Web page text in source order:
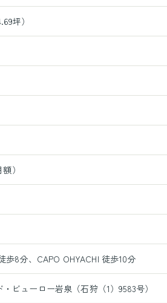
坪）
）
歩8分、CAPO OHYACHI 徒歩10分
ビューロー岩泉（石狩（1）9583号）